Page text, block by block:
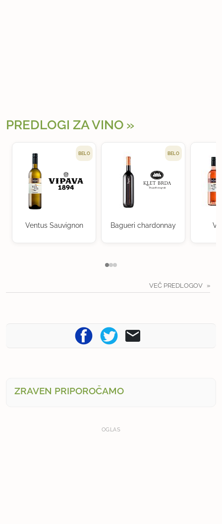
PREDLOGI ZA VINO
BELO
Ventus Sauvignon
BELO
Bagueri chardonnay
VEČ PREDLOGOV
ZRAVEN PRIPOROČAMO
OGLAS